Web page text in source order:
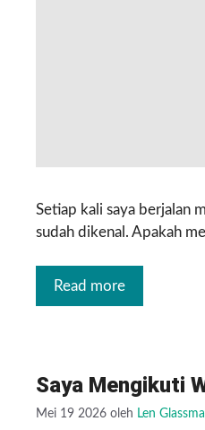
Setiap kali saya berjalan
sudah dikenal. Apakah
Read more
Saya Mengikuti
Mei 19 2026 oleh Len